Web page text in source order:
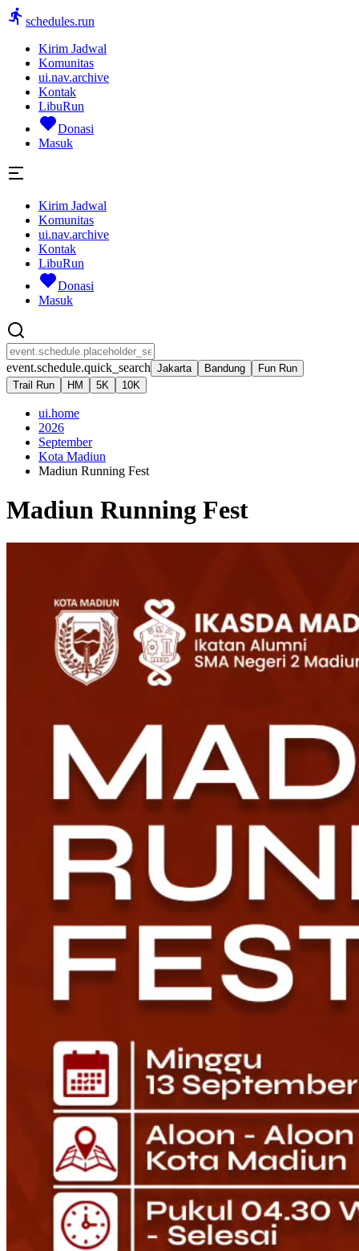
schedules.run
Kirim Jadwal
Komunitas
ui.nav.archive
Kontak
LibuRun
Donasi
Masuk
Kirim Jadwal
Komunitas
ui.nav.archive
Kontak
LibuRun
Donasi
Masuk
event.schedule.quick_search Jakarta Bandung
Fun Run
Trail Run
HM 5K 10K
ui.home
2026
September
Kota Madiun
Madiun Running Fest
Madiun Running Fest